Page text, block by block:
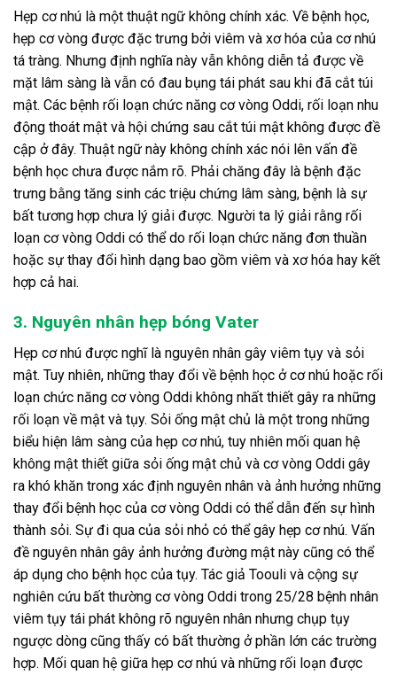
Hẹp cơ nhú là một thuật ngữ không chính xác. Về bệnh học,
hẹp cơ vòng được đặc trưng bởi viêm và xơ hóa của cơ nhú
tá tràng. Nhưng định nghĩa này vẫn không diễn tả được về
mặt lâm sàng là vẫn có đau bụng tái phát sau khi đã cắt túi
mật. Các bệnh rối loạn chức năng cơ vòng Oddi, rối loạn nhu
động thoát mật và hội chứng sau cắt túi mật không được đề
cập ở đây. Thuật ngữ này không chính xác nói lên vấn đề
bệnh học chưa được nắm rõ. Phải chăng đây là bệnh đặc
trưng bằng tăng sinh các triệu chứng lâm sàng, bệnh là sự
bất tương hợp chưa lý giải được. Người ta lý giải rằng rối
loạn cơ vòng Oddi có thể do rối loạn chức năng đơn thuần
hoặc sự thay đổi hình dạng bao gồm viêm và xơ hóa hay kết
hợp cả hai.
3. Nguyên nhân hẹp bóng Vater
Hẹp cơ nhú được nghĩ là nguyên nhân gây viêm tụy và sỏi
mật. Tuy nhiên, những thay đổi về bệnh học ở cơ nhú hoặc rối
loạn chức năng cơ vòng Oddi không nhất thiết gây ra những
rối loạn về mật và tụy. Sỏi ống mật chủ là một trong những
biểu hiện lâm sàng của hẹp cơ nhú, tuy nhiên mối quan hệ
không mật thiết giữa sỏi ống mật chủ và cơ vòng Oddi gây
ra khó khăn trong xác định nguyên nhân và ảnh hưởng những
thay đổi bệnh học của cơ vòng Oddi có thể dẫn đến sự hình
thành sỏi. Sự đi qua của sỏi nhỏ có thể gây hẹp cơ nhú. Vấn
đề nguyên nhân gây ảnh hưởng đường mật này cũng có thể
áp dụng cho bệnh học của tụy. Tác giả Toouli và cộng sự
nghiên cứu bất thường cơ vòng Oddi trong 25/28 bệnh nhân
viêm tụy tái phát không rõ nguyên nhân nhưng chụp tụy
ngược dòng cũng thấy có bất thường ở phần lớn các trường
hợp. Mối quan hệ giữa hẹp cơ nhú và những rối loạn được